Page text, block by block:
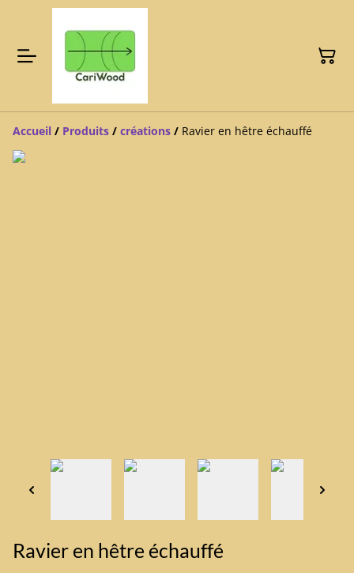
Accueil / Produits / créations / Ravier en hêtre échauffé
Ravier en hêtre échauffé